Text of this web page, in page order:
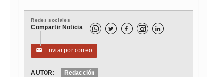
Redes sociales
Compartir Noticia   
✉ Enviar por correo
AUTOR: Redacción